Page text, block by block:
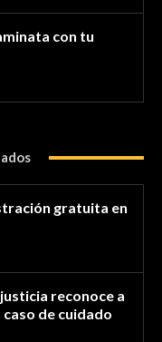
con tu
gratuita en
reconoce a
de cuidado